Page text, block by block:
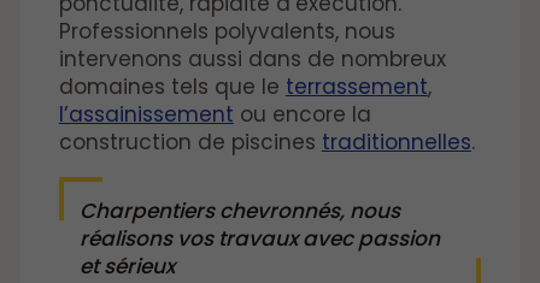
Professionnels polyvalents, nous
intervenons aussi dans de nombreux
domaines tels que le terrassement,
l’assainissement ou encore la
construction de piscines traditionnelles.
Charpentiers chevronnés, nous
réalisons vos travaux avec passion
et sérieux